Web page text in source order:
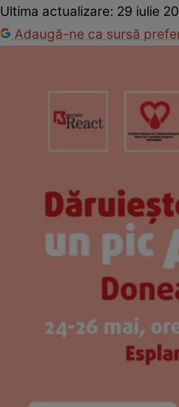
Ultima actualizare: 29 iulie
Adaugă-ne ca sursă